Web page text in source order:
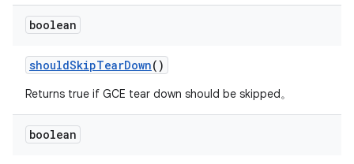
boolean
shouldSkipTearDown()
Returns true if GCE tear down should be skipped。
boolean